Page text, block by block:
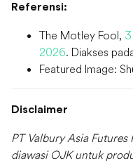
Referensi:
The Motley Fool,
2026. Diakses
Featured Image:
Disclaimer
PT Valbury Asia
diawasi OJK untuk